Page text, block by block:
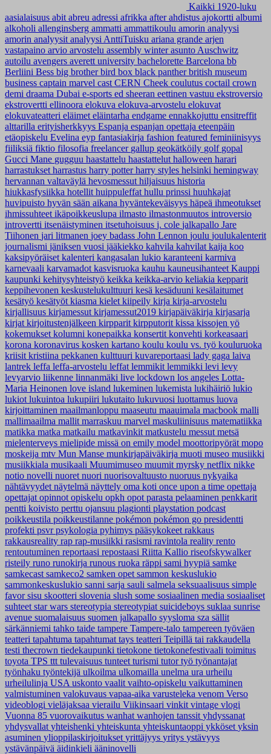
Kaikki 1920-luku
aasialaisuus abit abreu adressi afrikka afterahdistus ajokortti albumi
alkoholi allenginsberg ammatti ammattikoulu amorin analyysi
amorin analyysit analyysi AnttiTuisku ariana grande arjen
vastapaino arvio arvostelu assembly winterasunto Auschwitz
autoilu avengers averett university bachelorette Barcelona bb
Berliini Bess big brotherbird box black pantherbritish museum
business captain marvel cast CERN Cheek coulutus coctail crown
demi draama Dubai e-sports ed sheeran eettinen vastuu ekstroversio
ekstrovertti ellinoora elokuva elokuva-arvostelu elokuvat
elokuvateatteri eläimet eläintarha endgame ennakkojuttu ensitreffit
alttarilla erityisherkkyys Espanja espanjan opettaja eteenpäin
etäopiskelu Evelina eyp fantasiakirja fashion featured feminiinisyys
fiiliksiä fiktio filosofia freelancer gallup geokätköily golf gopal
Gucci Mane gugguu haastattelu haastattelut halloween harari
harrastukset harrastus harry potterharry styles helsinki hemingway
hervannan valtaväylä hevosmessut hiljaisuus historia
hiukkasfysiikka hotellit huippuleffat hullu prinssi huuhkajat
huvipuisto hyvän sään aikana hyväntekeväisyys häpeä ihmeotukset
ihmissuhteet ikäpoikkeuslupa ilmasto ilmastonmuutos introversio
introvertti itsenäistyminen itsetuhoisuus j. cole jalkapallo Jare
Tiihonen jari litmanen joey badass John Lennon joulu joulukalenterit
journalismi jäniksen vuosi jääkiekko kahvila kahvilat kaija koo
kaksipyöräiset kalenteri kangasalan lukio karanteeni karmiva
karnevaali karvamadot kasvisruoka kauhu kauneusihanteet Kauppi
kaupunki kehitysyhteistyö keikka keikka-arvio keliakia kepparit
keppihevonen keskustelukulttuuri kesä kesäduuni kesälaitumet
kesätyö kesätyöt kiasma kielet kiipeily kirja kirja-arvostelu
kirjallisuus kirjamessut kirjamessut2019 kirjapäiväkirja kirjasarja
kirjat kirjoitustenjälkeen kirpparit kirpputorit kissa kissojen yö
kokemukset kolumni konepaikka konsertit konvehti korkeasaari
korona koronavirus kosken kartano koulu koulu vs. työ kouluruoka
kriisit kristiina pekkanen kulttuuri kuvareportaasi lady gaga laiva
lantrek leffa leffa-arvostelu leffat lemmikit lemmikki levi levy
levyarvio liikenne linnanmäki live lockdown los angeles Lotta-
Maria Heinonen love island lukeminen lukemista lukihäiriö lukio
lukiot lukuintoa lukupiiri lukutaito lukuvuosi luottamus luova
kirjoittaminen maailmanloppu maaseutu maauimala macbook malli
mallimaailma mallit marraskuu marvel maskuliinisuus matematiikka
matikka matka matkailu matkavinkit matkustelu messut metsä
mielenterveys mielipide missä on emily model moottoripyörät mopo
moskeija mtv Mun Manse munkirjapäiväkirja muoti museo musiikki
musiikkiala musikaali Muumimuseo muumit myrsky netflix nikke
notio novelli nuoret nuori nuorisovaltuusto nuoruus nykyaika
nähtävyydet näytelmä näyttely oma koti once upon a time opettaja
opettajat opinnot opiskelu opkh opot parasta pelaaminen penkkarit
pentti koivisto perttu ojansuu plagionti playstation podcast
poikkeustila poikkeustilanne pokémon pokémon go presidentti
profekti psvrpsykologia pyhimys pääsykokeet rakkaus
rakkausreality rap rap-musiikki rasismi ravintola reality rento
rentoutuminen reportaasi repostaasi Riitta Kallio riseofskywalker
risteily runo runokirja runous ruoka räppi sami hyypiä samke
samkecast samkeco2 samken opet sammon keskuslukio
sammonkeskuslukio sanni sarja sauli salmela seksuaalisuus simple
favorsisu skootteri slovenia slush some sosiaalinen media sosiaaliset
suhteet star wars stereotypia stereotypiat suicideboys suklaa sunrise
avenue suomalaisuus suomen jalkapallo syysloma sza sällit
särkänniemi tahko taide tampere Tampere-talo tampereen työväen
teatteri tapahtuma tapahtumat tays teatteri Teipillä tai rakkaudella
testi thecrown tiedekaupunki tietokone tietokonefestivaali toimitus
toyota TPS ttt tulevaisuus tunteet turismi tutortyö työnantajat
työnhaku työntekijä ulkoilma ulkomailla unelma ura urheilu
urheilulinja USA uskonto vaalit vaihto-opiskelu vaikuttaminen
valmistuminen valokuvaus vapaa-aika varusteleka venom Verso
videoblogi vieläjaksaa vierailu Viikinsaari vinkit vintage vlogi
Vuonna 85 vuorovaikutus wanhat wanhojen tanssit yhdyssanat
yhdysvallat yhteishenki yhteiskunta yhteiskuntaoppi ykköset yksin
asuminen ylioppilaskirjoitukset yrittäjyys yritys ystävyys
ystävänpäivä äidinkieli ääninovelli